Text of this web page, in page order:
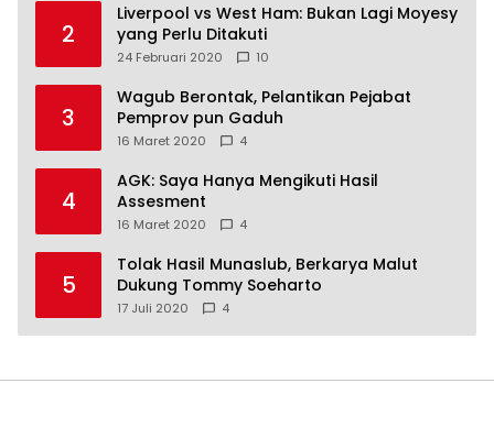
2
Liverpool vs West Ham: Bukan Lagi Moyesy
yang Perlu Ditakuti
24 Februari 2020 10
3
Wagub Berontak, Pelantikan Pejabat
Pemprov pun Gaduh
16 Maret 2020 4
4
AGK: Saya Hanya Mengikuti Hasil
Assesment
16 Maret 2020 4
5
Tolak Hasil Munaslub, Berkarya Malut
Dukung Tommy Soeharto
17 Juli 2020 4